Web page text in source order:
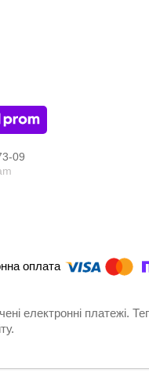
09
електронні платежі.